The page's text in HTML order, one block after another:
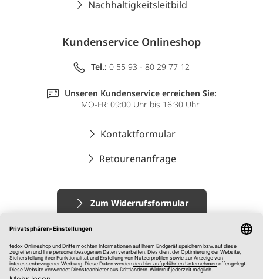
Nachhaltigkeitsleitbild
Kundenservice Onlineshop
Tel.: 0 55 93 - 80 29 77 12
Unseren Kundenservice erreichen Sie:
MO-FR: 09:00 Uhr bis 16:30 Uhr
Kontaktformular
Retourenanfrage
Zum Widerrufsformular
Impressum
AGB